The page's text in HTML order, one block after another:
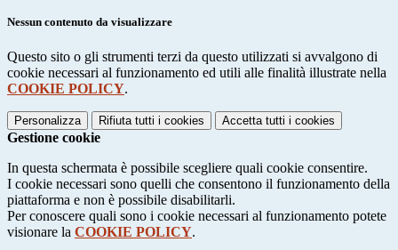
Nessun contenuto da visualizzare
Questo sito o gli strumenti terzi da questo utilizzati si avvalgono di
cookie necessari al funzionamento ed utili alle finalità illustrate nella
COOKIE POLICY.
Personalizza Rifiuta tutti i cookies Accetta tutti i cookies
Gestione cookie
In questa schermata è possibile scegliere quali cookie consentire.
I cookie necessari sono quelli che consentono il funzionamento della
piattaforma e non è possibile disabilitarli.
Per conoscere quali sono i cookie necessari al funzionamento potete
visionare la COOKIE POLICY.